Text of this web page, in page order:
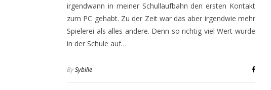
irgendwann in meiner Schullaufbahn den ersten Kontakt
zum PC gehabt. Zu der Zeit war das aber irgendwie mehr
Spielerei als alles andere. Denn so richtig viel Wert wurde
in der Schule auf…
BySybille